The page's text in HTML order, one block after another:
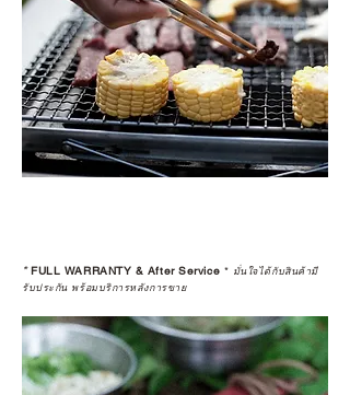
*FULL WARRANTY & After Service * มั่นใจได้กับสินค้ามี
รับประกัน พร้อมบริการหลังการขาย